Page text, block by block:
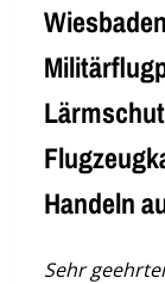
Handeln
Sehr